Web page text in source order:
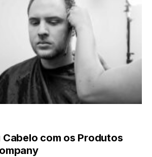
Cabelo com os Produtos